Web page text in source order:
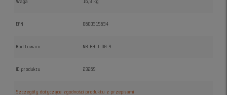
Waga 16,3 kg
EAN 0600315634
Kod towaru NR-RA-1-DG-S
ID produktu 23269
Szczegóły dotyczące zgodności produktu z przepisami